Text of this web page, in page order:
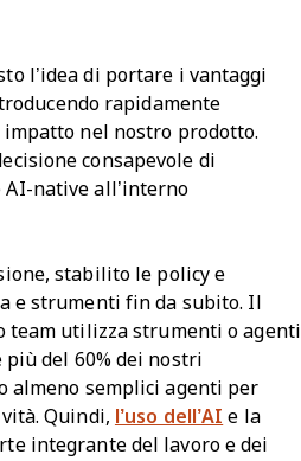
l’idea di portare i vantaggi
rapidamente
impatto nel nostro prodotto.
consapevole di
native all’interno
stabilito le policy e
e strumenti fin da subito. Il
team utilizza strumenti o agenti
del 60% dei nostri
almeno semplici agenti per
Quindi, l’uso dell’AI e la
integrante del lavoro e dei